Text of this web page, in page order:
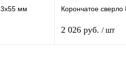
мм Корончатое
2 026 руб./ шт